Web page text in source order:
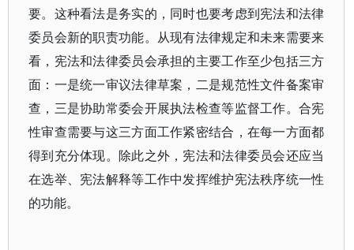
要。这种看法是务实的，同时也要考虑到宪法和法律
委员会新的职责功能。从现有法律规定和未来需要来
看，宪法和法律委员会承担的主要工作至少包括三方
面：一是统一审议法律草案，二是规范性文件备案审
查，三是协助常委会开展执法检查等监督工作。合宪
性审查需要与这三方面工作紧密结合，在每一方面都
得到充分体现。除此之外，宪法和法律委员会还应当
在选举、宪法解释等工作中发挥维护宪法秩序统一性
的功能。